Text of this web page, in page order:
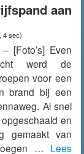
aan
4 sec)
[Foto’s] Even
werd de
voor een
brand bij een
Al snel
en
gemaakt van
… Lees